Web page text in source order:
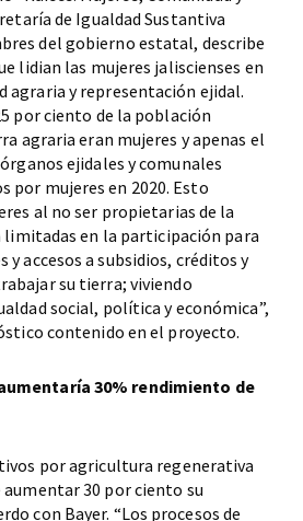
de Igualdad Sustantiva
del gobierno estatal, describe
lidian las mujeres jaliscienses en
agraria y representación ejidal.
por ciento de la población
agraria eran mujeres y apenas el
ejidales y comunales
por mujeres en 2020. Esto
al no ser propietarias de la
limitadas en la participación para
y accesos a subsidios, créditos y
su tierra; viviendo
social, política y económica”,
contenido en el proyecto.
30% rendimiento de
por agricultura regenerativa
30 por ciento su
con Bayer. “Los procesos de